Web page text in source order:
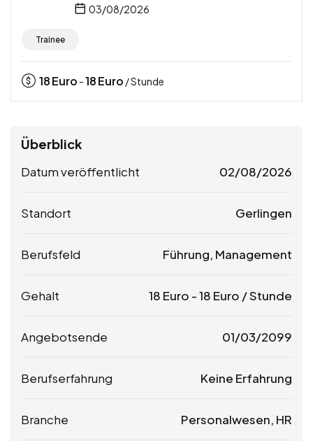
03/08/2026
Trainee
18Euro -18Euro / Stunde
Überblick
Datum veröffentlicht 02/08/2026
Standort Gerlingen
Berufsfeld Führung, Management
Gehalt 18 Euro -18 Euro / Stunde
Angebotsende 01/03/2099
Berufserfahrung Keine Erfahrung
Branche Personalwesen, HR